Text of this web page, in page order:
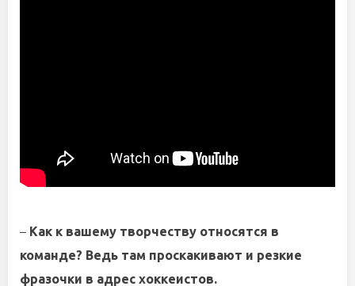
– Как к вашему творчеству относятся в
команде? Ведь там проскакивают и резкие
фразочки в адрес хоккеистов.